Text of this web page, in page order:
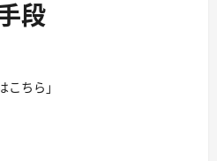
段
こちら」